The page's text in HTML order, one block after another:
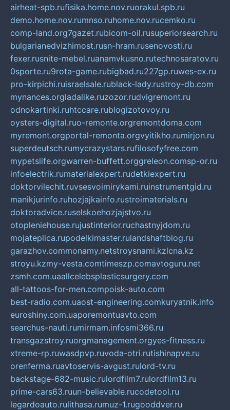
airheat-spb.rufisika.home.nov.ruorakul.spb.ru
demo.home.nov.rumnso.ruhome.nov.rucemko.ru
comp-land.org7gazet.rubicom-oil.rusuperiorsearch.ru
bulgarianedvizhimost.rusn-hram.rusenovosti.ru
fexer.rusnite-mebel.ruanamvkusno.rutechnosaratov.ru
0sporte.ru9rota-game.rubigbad.ru227gp.ruwes-ex.ru
pro-kirpichi.ruisraelsale.rublack-lady.rustroy-db.com
mynances.orgladalike.ruzozor.rudvigremont.ru
odnokartinki.ruhtccare.rublogizotovoy.ru
oysters-digital.ruo-remonte.orgremontdoma.com
myremont.orgportal-remonta.orgvyitikho.rumirjon.ru
superdeutsch.rumycrazystars.rufilosofyfree.com
mypetslife.orgwarren-buffett.orggreleon.comsp-or.ru
infoelectrik.rumaterialexpert.rudetkiexpert.ru
doktorvilechit.ruvsesvoimirykami.ruinstrumentgid.ru
manikjurinfo.ruhozjajkainfo.rustroimaterials.ru
doktoradvice.ruselskoehozjajstvo.ru
otopleniehouse.rujustinterior.ruchastnyjdom.ru
mojateplica.rupodelkimaster.rulandshaftblog.ru
garazhov.commonamy.netstroysnami.kzlcna.kz
stroyu.kzmy-vesta.comtimeszp.comavtoguru.net
zsmh.com.uaallcelebsplasticsurgery.com
all-tattoos-for-men.compoisk-auto.com
best-radio.com.uaost-engineering.comkuryatnik.info
euroshiny.com.uaporemontuavto.com
searchus-nauti.rumirmam.infosmi366.ru
transgazstroy.ruorgmanagement.orgyes-fitness.ru
xtreme-rp.ruwasdpvp.ruvoda-otri.rutishinapve.ru
orenferma.ruavtoservis-avgust.rulord-tv.ru
backstage-682-music.rulordfilm7.rulordfilm13.ru
prime-cars63.ruun-believable.rucodetool.ru
legardoauto.rulithasa.rumuz-1.rugooddver.ru